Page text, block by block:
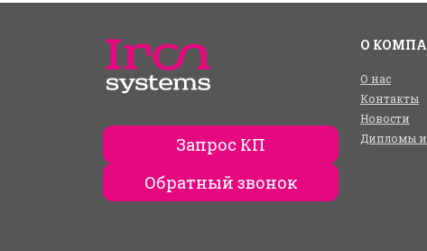
Запрос КП
Обратный звонок
О
О нас
Контакты
Новости
Дипломы и